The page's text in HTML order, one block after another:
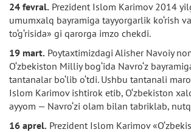
24 fevral. Prezident Islom Karimov 2014
umumxalq bayramiga tayyorgarlik ko‘rish
to‘g‘risida» gi qarorga imzo chekdi.
19 mart. Poytaxtimizdagi Alisher Navoiy
O‘zbekiston Milliy bog‘ida Navro‘z
tantanalar bo‘lib o‘tdi. Ushbu tantanali
Islom Karimov ishtirok etib, O‘zbekiston
ayyom — Navro‘zi olam bilan tabriklab, nutq
16 aprel. Prezident Islom Karimov